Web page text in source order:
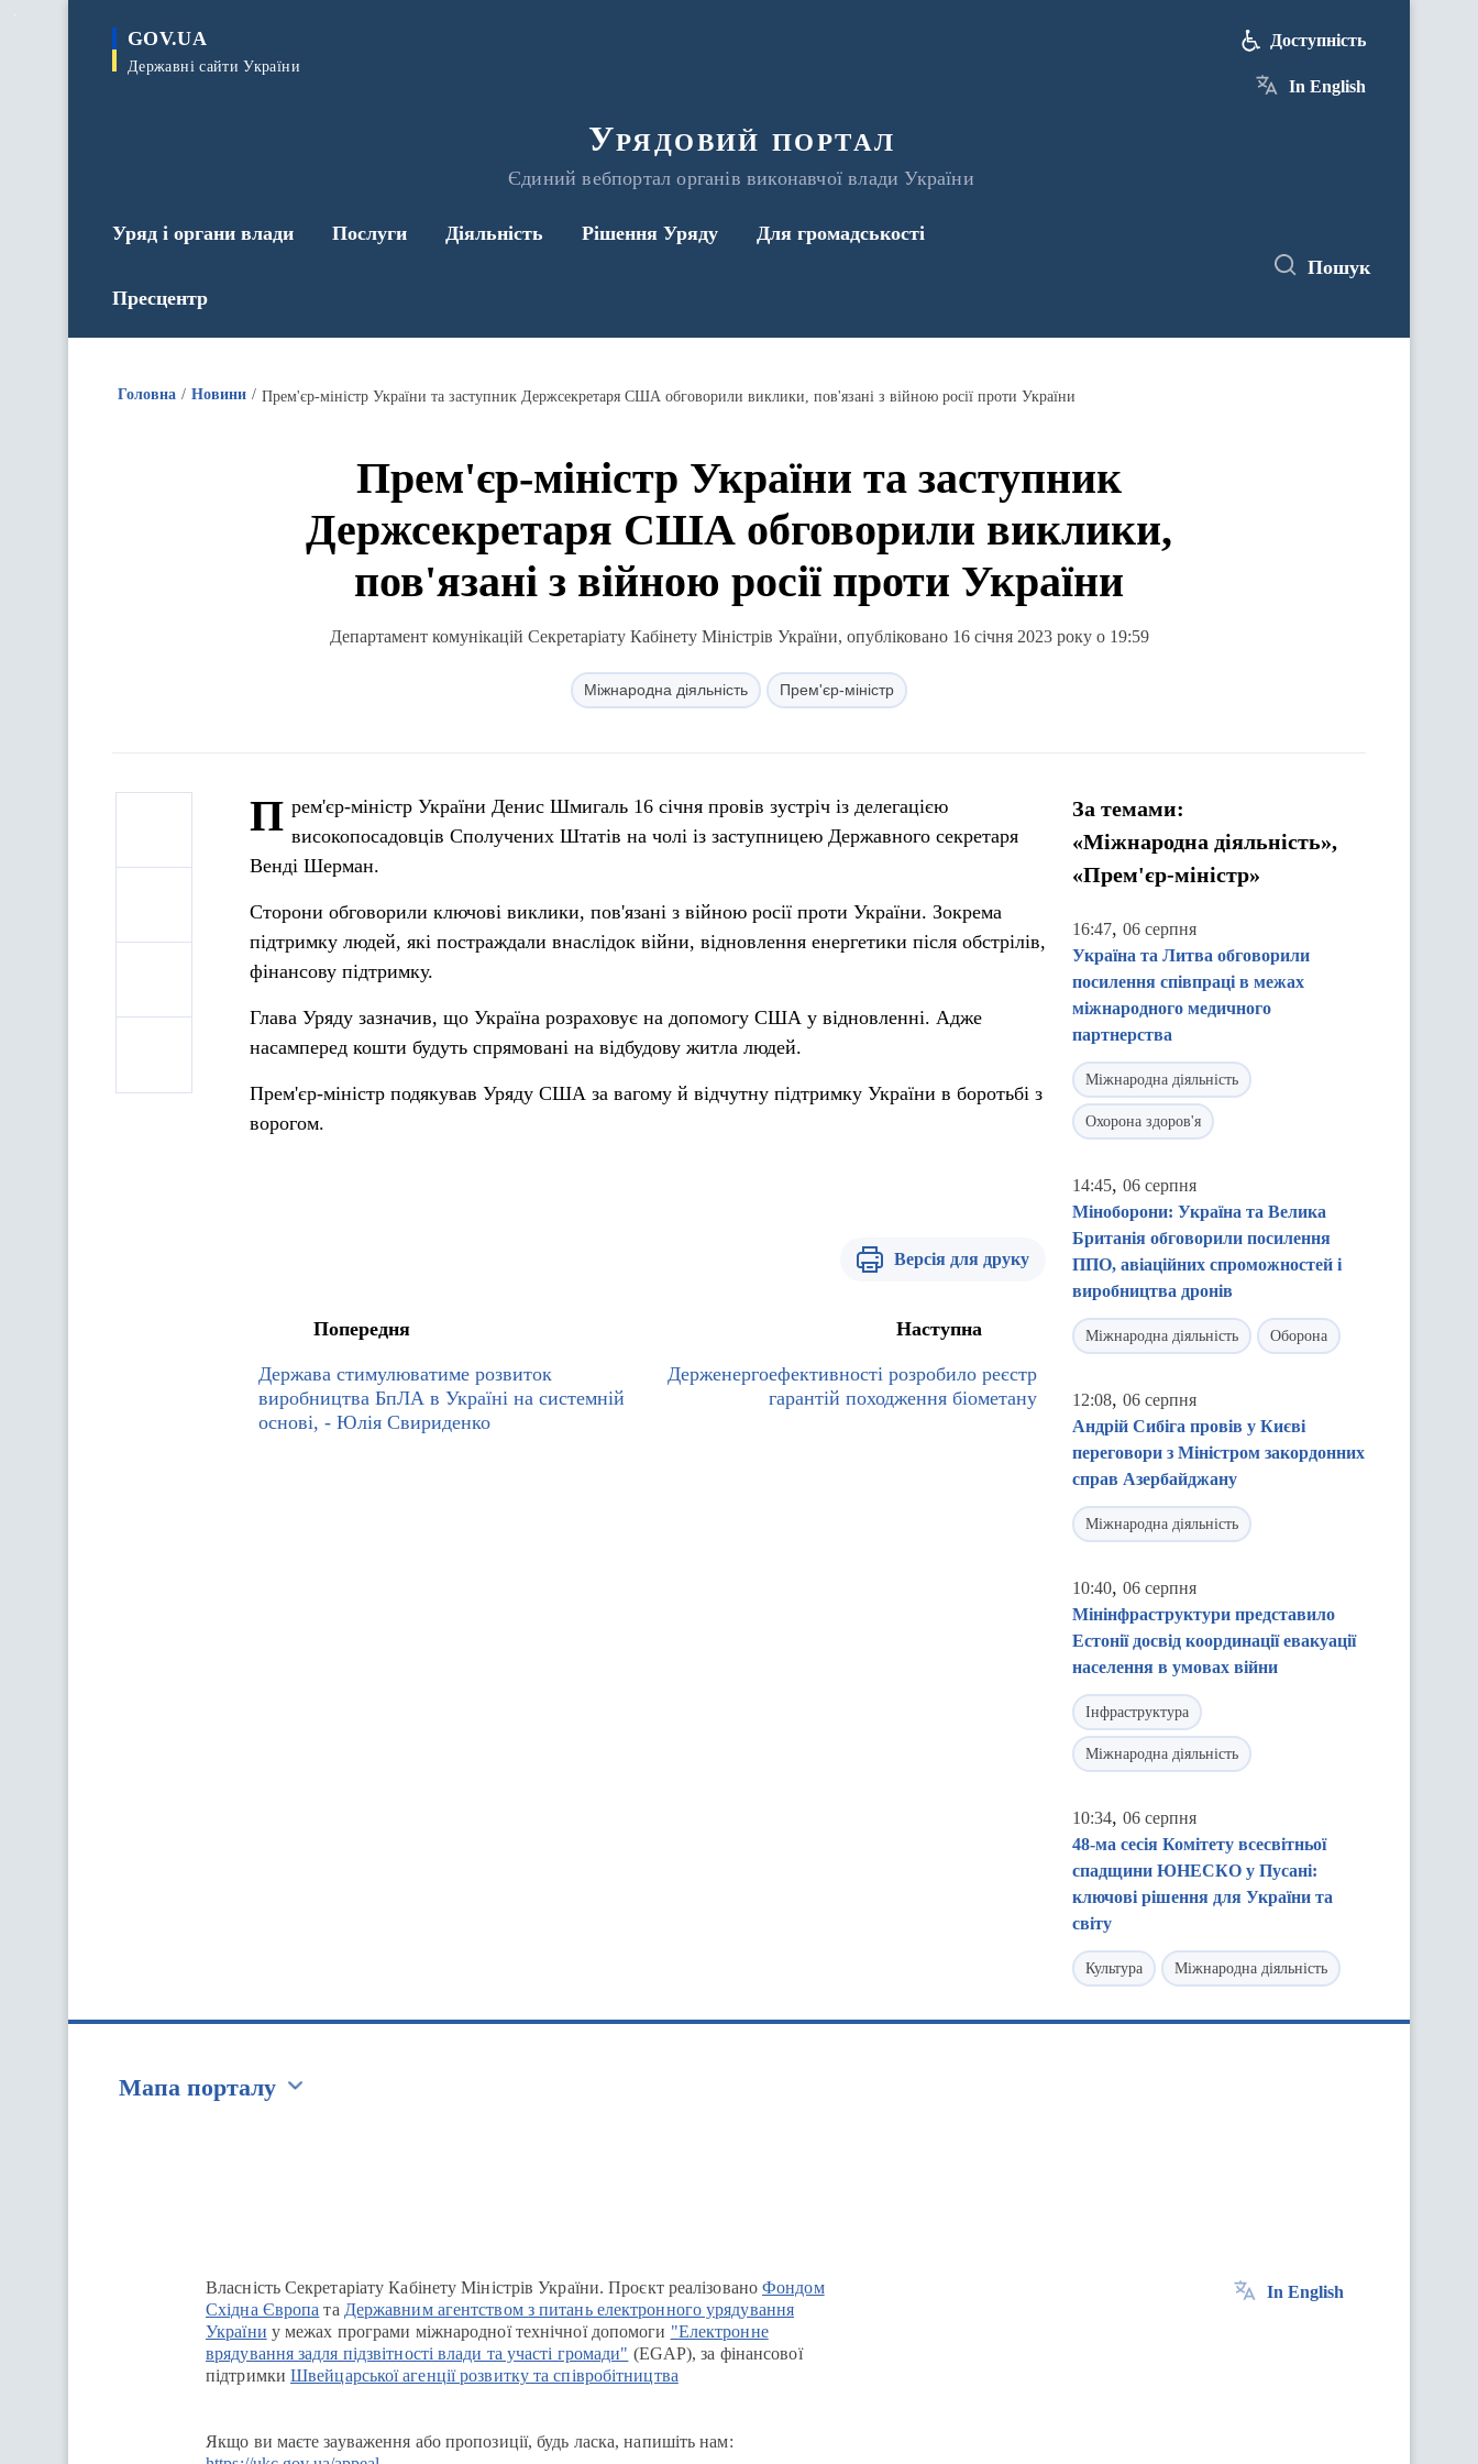
GOV.UA
Державні сайти України
Урядовий портал
Єдиний вебпортал органів виконавчої влади України
Доступність
In English
Уряд і органи влади Послуги Діяльність Рішення Уряду Для громадськості
Пресцентр
Пошук
Головна Новини Прем'єр-міністр України та заступник Держсекретаря США обговорили виклики, пов'язані з війною росії проти України
Прем'єр-міністр України та заступник
Держсекретаря США обговорили виклики,
пов'язані з війною росії проти України
Департамент комунікацій Секретаріату Кабінету Міністрів України, опубліковано 16 січня 2023 року о 19:59
Міжнародна діяльність Прем'єр-міністр
П рем'єр-міністр України Денис Шмигаль 16 січня провів зустріч із делегацією
високопосадовців Сполучених Штатів на чолі із заступницею Державного секретаря
Венді Шерман.
Сторони обговорили ключові виклики, пов'язані з війною росії проти України. Зокрема
підтримку людей, які постраждали внаслідок війни, відновлення енергетики після обстрілів,
фінансову підтримку.
Глава Уряду зазначив, що Україна розраховує на допомогу США у відновленні. Адже
насамперед кошти будуть спрямовані на відбудову житла людей.
Прем'єр-міністр подякував Уряду США за вагому й відчутну підтримку України в боротьбі з
ворогом.
Версія для друку
Попередня
Держава стимулюватиме розвиток
виробництва БпЛА в Україні на системній
основі, - Юлія Свириденко
Наступна
Держенергоефективності розробило реєстр
гарантій походження біометану
За темами:
«Міжнародна діяльність»,
«Прем'єр-міністр»
16:47, 06 серпня
Україна та Литва обговорили
посилення співпраці в межах
міжнародного медичного
партнерства
Міжнародна діяльність
Охорона здоров'я
14:45, 06 серпня
Міноборони: Україна та Велика
Британія обговорили посилення
ППО, авіаційних спроможностей і
виробництва дронів
Міжнародна діяльність Оборона
12:08, 06 серпня
Андрій Сибіга провів у Києві
переговори з Міністром закордонних
справ Азербайджану
Міжнародна діяльність
10:40, 06 серпня
Мінінфраструктури представило
Естонії досвід координації евакуації
населення в умовах війни
Інфраструктура
Міжнародна діяльність
10:34, 06 серпня
48-ма сесія Комітету всесвітньої
спадщини ЮНЕСКО у Пусані:
ключові рішення для України та
світу
Культура Міжнародна діяльність
Мапа порталу
Власність Секретаріату Кабінету Міністрів України. Проєкт реалізованоФондом
Східна Європа та Державним агентством з питань електронного урядування
України у межах програми міжнародної технічної допомоги "Електронне
врядування задля підзвітності влади та участі громади" (EGAP), за фінансової
підтримки Швейцарської агенції розвитку та співробітництва
Якщо ви маєте зауваження або пропозиції, будь ласка, напишіть нам:
In English